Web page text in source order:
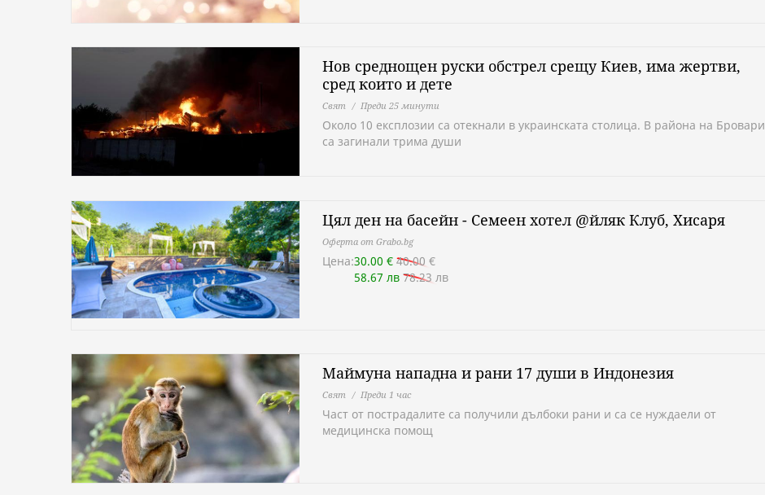
Нов среднощен руски обстрел срещу Киев, има жертви,
сред които и дете
Свят Преди 25 минути
Около 10 експлозии са отекнали в украинската столица. В района на Бровари
са загинали трима души
Цял ден на басейн - Семеен хотел @йляк Клуб, Хисаря
Оферта от Grabo.bg
Цена:30.00 € 40.00 €
58.67 лв 78.23 лв
Маймуна нападна и рани 17 души в Индонезия
Свят Преди 1 час
Част от пострадалите са получили дълбоки рани и са се нуждаели от
медицинска помощ